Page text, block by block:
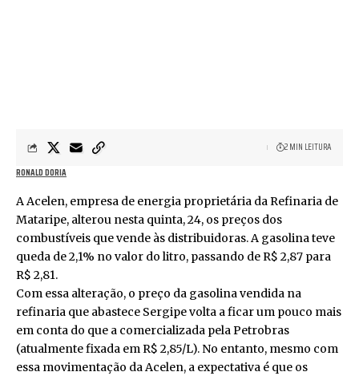
RONALD DORIA
2 MIN LEITURA
A Acelen, empresa de energia proprietária da Refinaria de
Mataripe, alterou nesta quinta, 24, os preços dos
combustíveis que vende às distribuidoras. A gasolina teve
queda de 2,1% no valor do litro, passando de R$ 2,87 para
R$ 2,81.
Com essa alteração, o preço da gasolina vendida na
refinaria que abastece Sergipe volta a ficar um pouco mais
em conta do que a comercializada pela Petrobras
(atualmente fixada em R$ 2,85/L). No entanto, mesmo com
essa movimentação da Acelen, a expectativa é que os